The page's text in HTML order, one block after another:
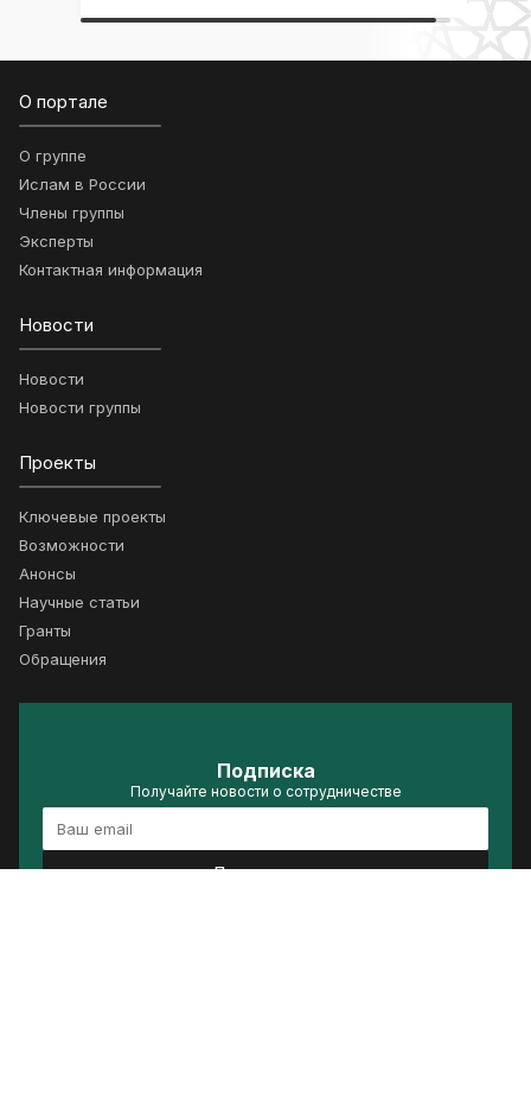
О портале
О группе
Ислам в России
Члены группы
Эксперты
Контактная информация
Новости
Новости
Новости группы
Проекты
Ключевые проекты
Возможности
Анонсы
Научные статьи
Гранты
Обращения
Подписка
Получайте новости о сотрудничестве
Подписаться